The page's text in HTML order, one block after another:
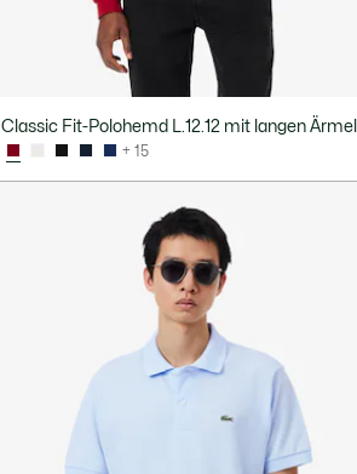
Classic Fit-Polohemd L.12.12 mit langen
+ 15